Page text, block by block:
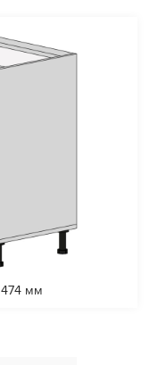
474 мм